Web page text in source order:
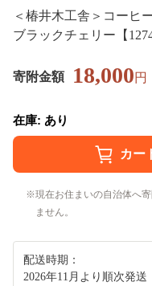
＜椿井木工舎＞コーヒ
ブラックチェリー【
寄附金額 18,000円
在庫: あり
現在お住まいの自治体へ
ません。
配送時期：
2026年11月より順次発